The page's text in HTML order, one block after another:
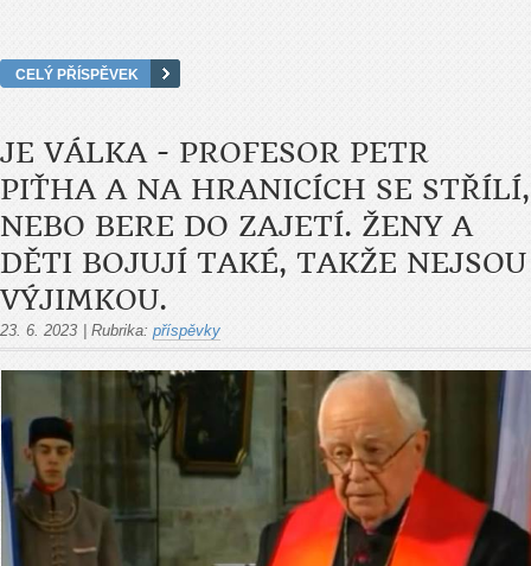
CELÝ PŘÍSPĚVEK
JE VÁLKA - PROFESOR PETR
PIŤHA A NA HRANICÍCH SE STŘÍLÍ,
NEBO BERE DO ZAJETÍ. ŽENY A
DĚTI BOJUJÍ TAKÉ, TAKŽE NEJSOU
VÝJIMKOU.
23. 6. 2023 Rubrika: příspěvky